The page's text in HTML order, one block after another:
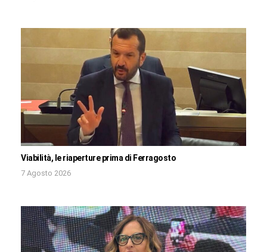
Viabilità, le riaperture prima di Ferragosto
7 Agosto 2026